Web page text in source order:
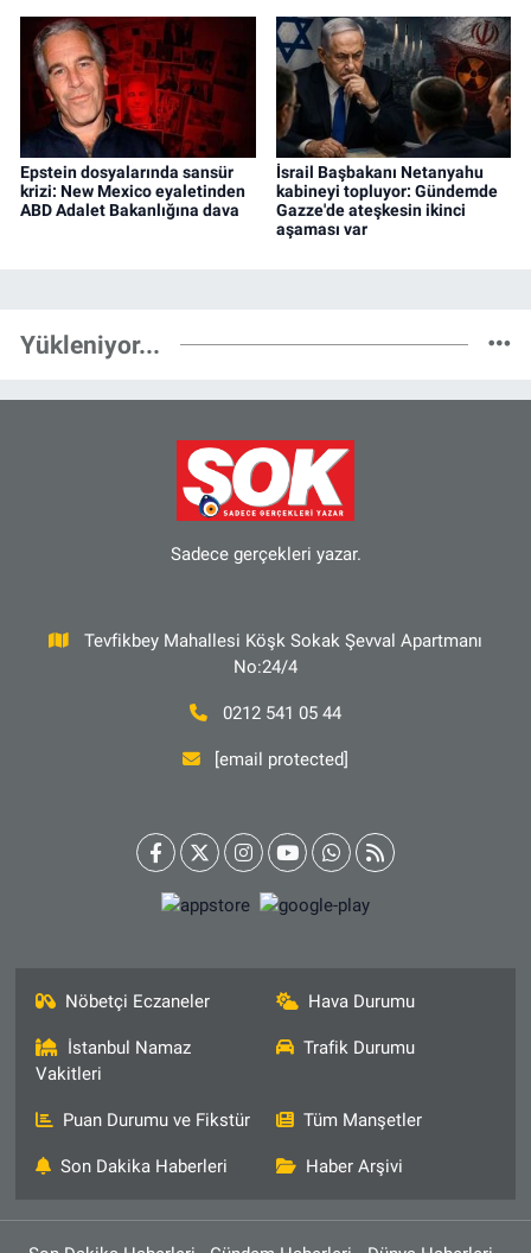
Epstein dosyalarında sansür
krizi: New Mexico eyaletinden
ABD Adalet Bakanlığına dava
İsrail Başbakanı Netanyahu
kabineyi topluyor: Gündemde
Gazze'de ateşkesin ikinci
aşaması var
Yükleniyor...
Sadece gerçekleri yazar.
Tevfikbey Mahallesi Köşk Sokak Şevval Apartmanı
No:24/4
0212 541 05 44
[email protected]
Nöbetçi Eczaneler Hava Durumu
İstanbul Namaz
Vakitleri
Trafik Durumu
Puan Durumu ve Fikstür Tüm Manşetler
Son Dakika Haberleri Haber Arşivi